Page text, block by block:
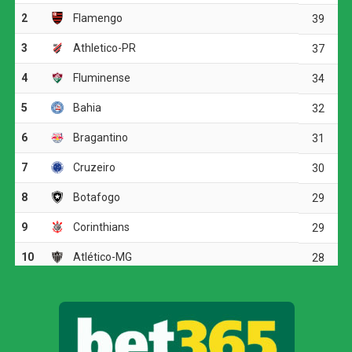
A melhor oportunidade antes do intervalo foi do
Corinthians. Aos 23 minutos, Allan fez um cruzamento
preciso para Matheuzinho, que cabeceou com força, mas
O ritmo aumentou no segundo tempo, e o Corinthians
voltou a ameaçar aos 20 minutos. Matheuzinho recuperou
a bola no meio-campo e acionou Yuri Alberto. O atacante
dominou, girou diante da marcação e finalizou com
potência da entrada da área, obrigando Santos a fazer
outra grande intervenção.
Dois minutos mais tarde, Yuri Alberto recebeu um
O Athletico-PR respondeu aos 27 minutos, em uma
cobrança de escanteio. Gilberto desviou a bola na